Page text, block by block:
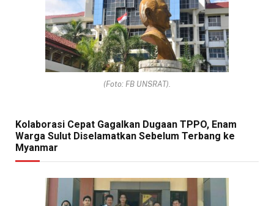
(Foto: FB UNSRAT).
Kolaborasi Cepat Gagalkan Dugaan TPPO, Enam
Warga Sulut Diselamatkan Sebelum Terbang ke
Myanmar